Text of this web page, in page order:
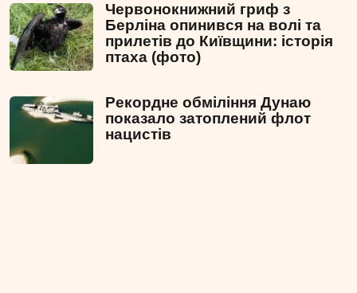
Червонокнижний гриф з
Берліна опинився на волі та
прилетів до Київщини: історія
птаха (фото)
Рекордне обміління Дунаю
показало затоплений флот
нацистів